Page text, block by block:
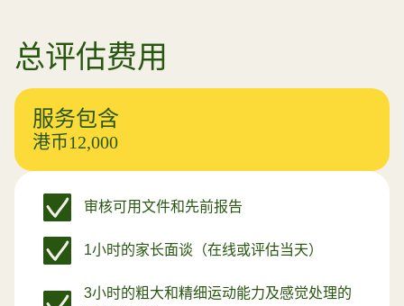
总评估费用
服务包含
港币12,000
审核可用文件和先前报告
1小时的家长面谈（在线或评估当天）
3小时的粗大和精细运动能力及感觉处理的